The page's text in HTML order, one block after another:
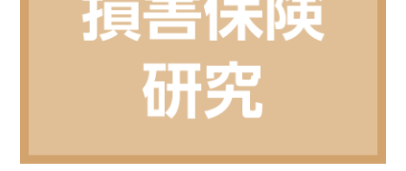
eラーニング／通信講座
損害保険入門講座